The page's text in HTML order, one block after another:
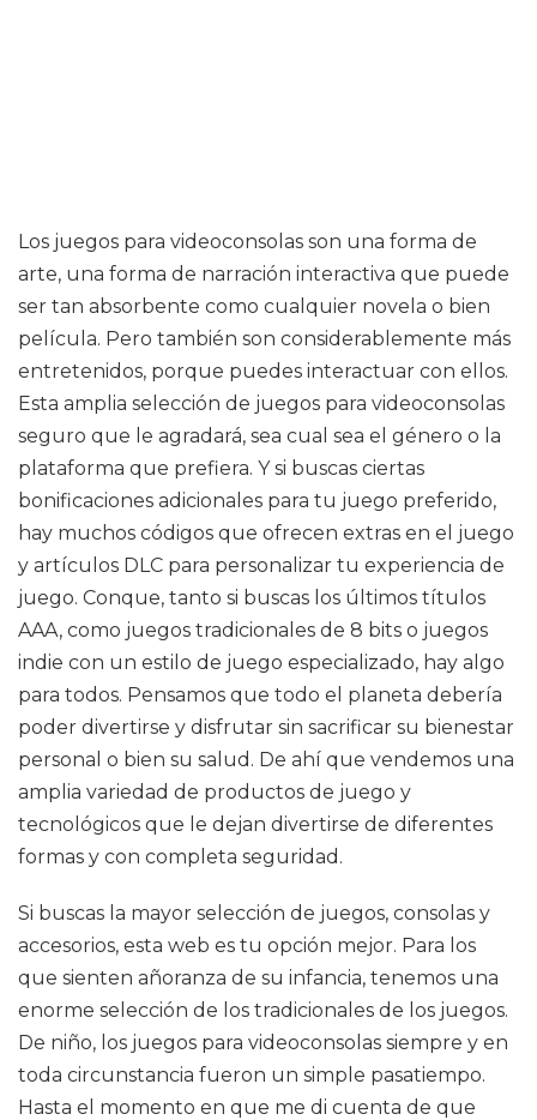
Los juegos para videoconsolas son una forma de
arte, una forma de narración interactiva que puede
ser tan absorbente como cualquier novela o bien
película. Pero también son considerablemente más
entretenidos, porque puedes interactuar con ellos.
Esta amplia selección de juegos para videoconsolas
seguro que le agradará, sea cual sea el género o la
plataforma que prefiera. Y si buscas ciertas
bonificaciones adicionales para tu juego preferido,
hay muchos códigos que ofrecen extras en el juego
y artículos DLC para personalizar tu experiencia de
juego. Conque, tanto si buscas los últimos títulos
AAA, como juegos tradicionales de 8 bits o juegos
indie con un estilo de juego especializado, hay algo
para todos. Pensamos que todo el planeta debería
poder divertirse y disfrutar sin sacrificar su bienestar
personal o bien su salud. De ahí que vendemos una
amplia variedad de productos de juego y
tecnológicos que le dejan divertirse de diferentes
formas y con completa seguridad.
Si buscas la mayor selección de juegos, consolas y
accesorios, esta web es tu opción mejor. Para los
que sienten añoranza de su infancia, tenemos una
enorme selección de los tradicionales de los juegos.
De niño, los juegos para videoconsolas siempre y en
toda circunstancia fueron un simple pasatiempo.
Hasta el momento en que me di cuenta de que